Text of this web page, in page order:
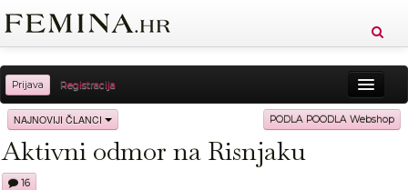
Prijava Registracija
Sreća Zdravlje Vitkost
Moda Ljubav Relax Putovanja
NAJNOVIJI ČLANCI PODLA POODLA Webshop
Aktivni odmor na Risnjaku
16